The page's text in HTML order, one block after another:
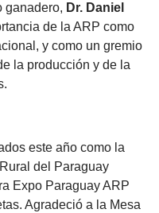
ganadero, Dr. Daniel
de la ARP como
y como un gremio
la producción y de la
este año como la
del Paraguay
Expo Paraguay ARP
Agradeció a la Mesa